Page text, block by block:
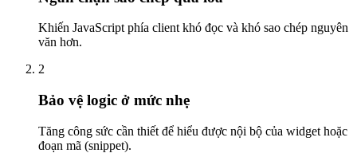
Khiến JavaScript phía client khó đọc và khó sao chép nguyên
văn hơn.
2
Bảo vệ logic ở mức nhẹ
Tăng công sức cần thiết để hiểu được nội bộ của widget hoặc
đoạn mã (snippet).